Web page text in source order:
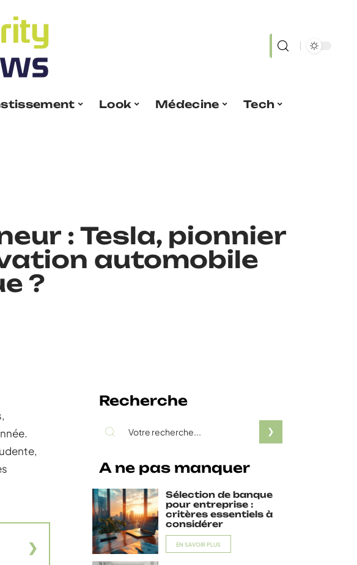
Look Médecine
Tech
: Tesla, pionnier
automobile
?
Recherche
A ne pas manquer
Sélection de banque
pour entreprise :
critères essentiels à
considérer
EN SAVOIR PLUS